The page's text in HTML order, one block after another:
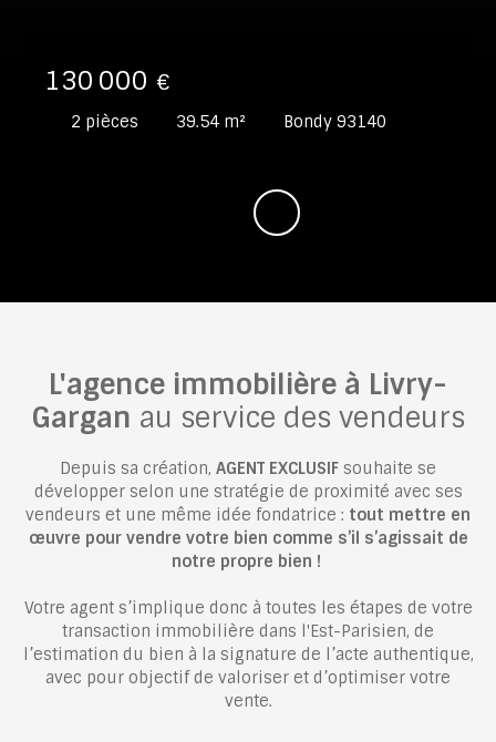
130 000 €
2 pièces 39.54 m² Bondy 93140
L'agence immobilière à Livry-
Gargan au service des vendeurs
Depuis sa création, AGENT EXCLUSIF souhaite se
développer selon une stratégie de proximité avec ses
vendeurs et une même idée fondatrice : tout mettre en
œuvre pour vendre votre bien comme s’il s’agissait de
notre propre bien !
Votre agent s’implique donc à toutes les étapes de votre
transaction immobilière dans l'Est-Parisien, de
l’estimation du bien à la signature de l’acte authentique,
avec pour objectif de valoriser et d’optimiser votre
vente.